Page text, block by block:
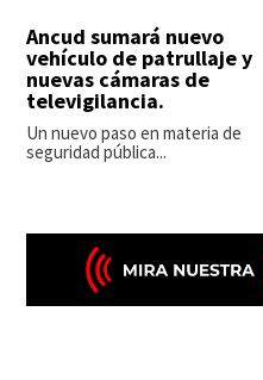
Ancud sumará nuevo
vehículo de patrullaje y
nuevas cámaras de
televigilancia.
Un nuevo paso en materia de
seguridad pública...